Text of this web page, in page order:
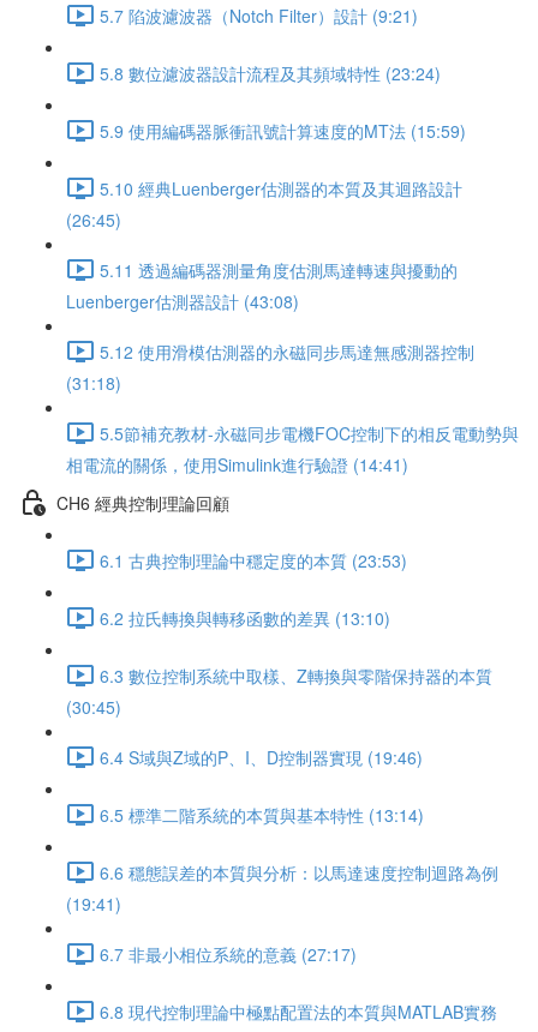
5.7 陷波濾波器（Notch Filter）設計 (9:21)
5.8 數位濾波器設計流程及其頻域特性 (23:24)
5.9 使用編碼器脈衝訊號計算速度的MT法 (15:59)
5.10 經典Luenberger估測器的本質及其迴路設計
(26:45)
5.11 透過編碼器測量角度估測馬達轉速與擾動的
Luenberger估測器設計 (43:08)
5.12 使用滑模估測器的永磁同步馬達無感測器控制
(31:18)
5.5節補充教材-永磁同步電機FOC控制下的相反電動勢與
相電流的關係，使用Simulink進行驗證 (14:41)
CH6 經典控制理論回顧
6.1 古典控制理論中穩定度的本質 (23:53)
6.2 拉氏轉換與轉移函數的差異 (13:10)
6.3 數位控制系統中取樣、Z轉換與零階保持器的本質
(30:45)
6.4 S域與Z域的P、I、D控制器實現 (19:46)
6.5 標準二階系統的本質與基本特性 (13:14)
6.6 穩態誤差的本質與分析：以馬達速度控制迴路為例
(19:41)
6.7 非最小相位系統的意義 (27:17)
6.8 現代控制理論中極點配置法的本質與MATLAB實務